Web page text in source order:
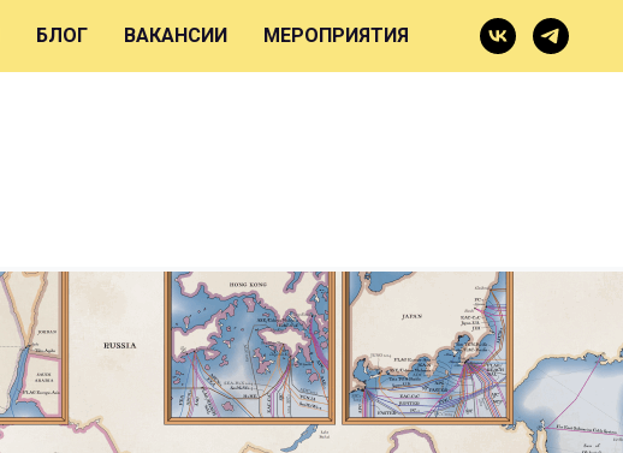
БЛОГ ВАКАНСИИ МЕРОПРИЯТИЯ